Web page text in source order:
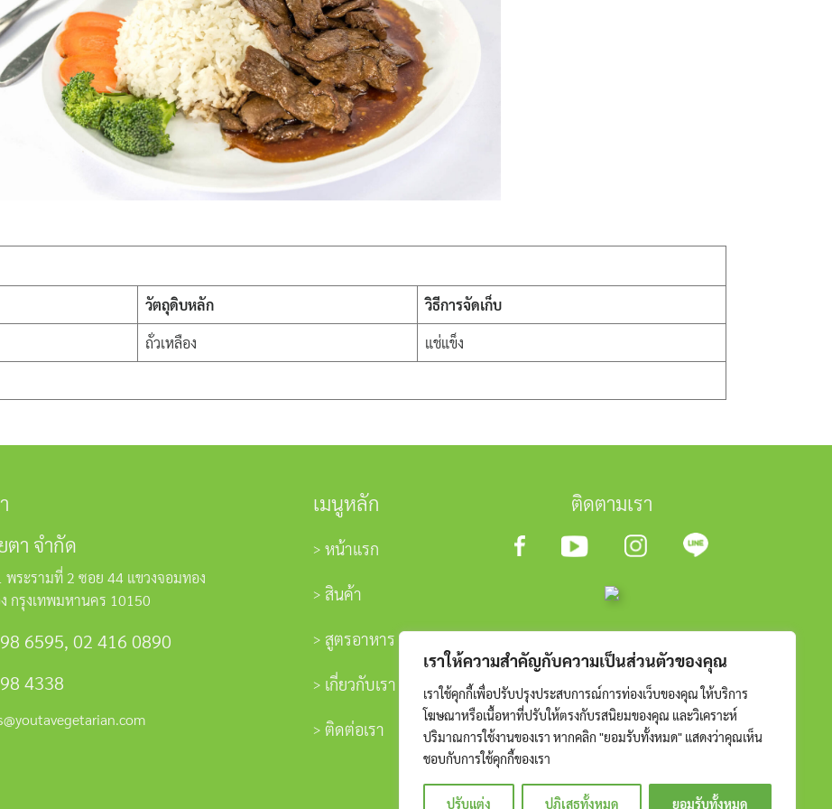
เราให้ความสำคัญกับความเป็นส่วนตัวของคุณ
เราใช้คุกกี้เพื่อปรับปรุงประสบการณ์การท่องเว็บของคุณ ให้บริการ
โฆษณาหรือเนื้อหาที่ปรับให้ตรงกับรสนิยมของคุณ และวิเคราะห์
ปริมาณการใช้งานของเรา หากคลิก "ยอมรับทั้งหมด" แสดงว่าคุณเห็น
ชอบกับการใช้คุกกี้ของเรา
ปรับแต่ง ปฏิเสธทั้งหมด ยอมรับทั้งหมด
วัตถุดิบหลัก
วิธีการจัดเก็บ
ถั่วเหลือง
แช่แข็ง
ตา จำกัด
พระรามที่ 2 ซอย 44 แขวงจอมทอง
กรุงเทพมหานคร 10150
6595, 02 416 0890
4338
เมนูหลัก
หน้าแรก
สินค้า
สูตรอาหาร
เกี่ยวกับเรา
ติดต่อเรา
ติดตามเรา